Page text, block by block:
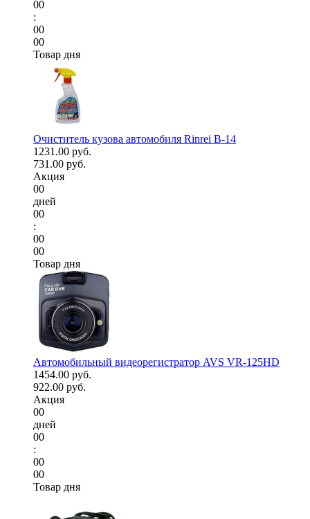
00
:
00
00
Товар дня
Очиститель кузова автомобиля Rinrei B-14
1231.00 руб.
731.00 руб.
Акция
00
дней
00
:
00
00
Товар дня
Автомобильный видеорегистратор AVS VR-125HD
1454.00 руб.
922.00 руб.
Акция
00
дней
00
:
00
00
Товар дня